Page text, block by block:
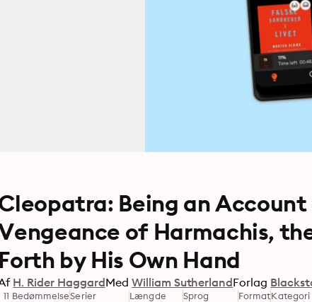
Being an
of Harmachis,
Forth by His Own Hand
H. Rider HaggardMed William SutherlandForlag
11 BedømmelseSerier Længde Sprog FormatKategori